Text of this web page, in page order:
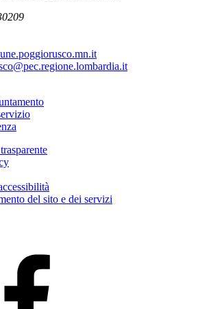
del sito e dei servizi